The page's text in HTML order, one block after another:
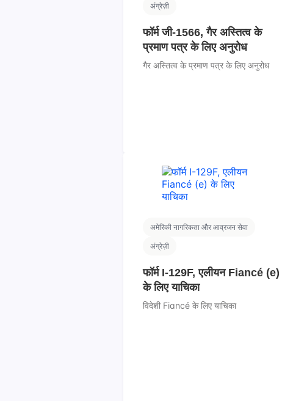
अंग्रेज़ी
फॉर्म जी-1566, गैर अस्तित्व के
प्रमाण पत्र के लिए अनुरोध
गैर अस्तित्व के प्रमाण पत्र के लिए अनुरोध
अमेरिकी नागरिकता और आव्रजन सेवा
अंग्रेज़ी
फॉर्म I-129F, एलीयन Fiancé (e)
के लिए याचिका
विदेशी Fiancé के लिए याचिका